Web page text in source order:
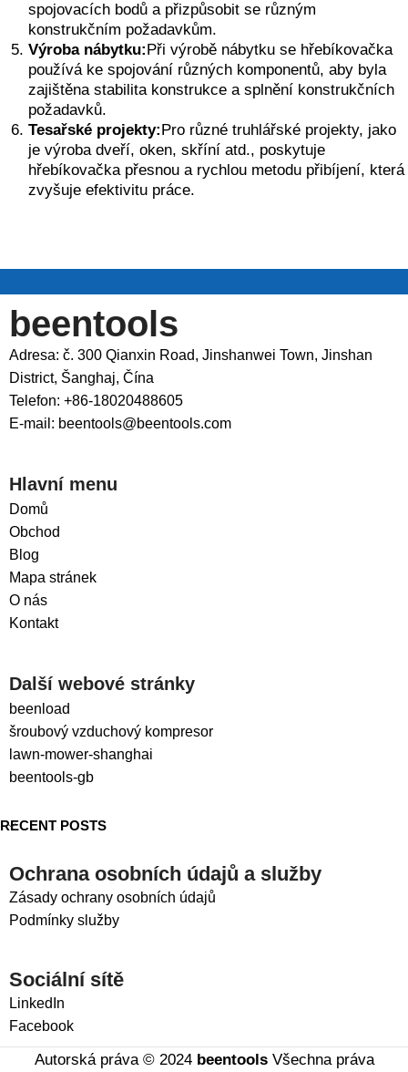
spojovacích bodů a přizpůsobit se různým
konstrukčním požadavkům.
Výroba nábytku:Při výrobě nábytku se hřebíkovačka
používá ke spojování různých komponentů, aby byla
zajištěna stabilita konstrukce a splnění konstrukčních
požadavků.
Tesařské projekty:Pro různé truhlářské projekty, jako
je výroba dveří, oken, skříní atd., poskytuje
hřebíkovačka přesnou a rychlou metodu přibíjení, která
zvyšuje efektivitu práce.
beentools
Adresa: č. 300 Qianxin Road, Jinshanwei Town, Jinshan
District, Šanghaj, Čína
Telefon: +86-18020488605
E-mail: beentools@beentools.com
Hlavní menu
Domů
Obchod
Blog
Mapa stránek
O nás
Kontakt
Další webové stránky
beenload
šroubový vzduchový kompresor
lawn-mower-shanghai
beentools-gb
RECENT POSTS
Ochrana osobních údajů a služby
Zásady ochrany osobních údajů
Podmínky služby
Sociální sítě
LinkedIn
Facebook
Autorská práva © 2024 beentoolsVšechna práva